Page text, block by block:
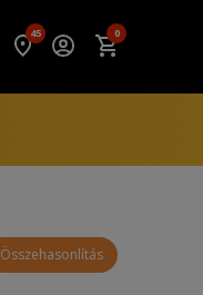
45 0
Összehasonlítás